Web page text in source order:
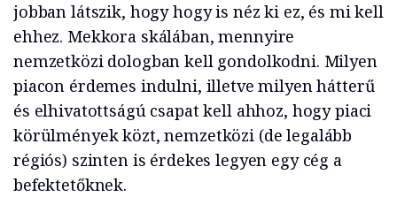
jobban látszik, hogy hogy is néz ki ez, és mi kell
ehhez. Mekkora skálában, mennyire
nemzetközi dologban kell gondolkodni. Milyen
piacon érdemes indulni, illetve milyen hátterű
és elhivatottságú csapat kell ahhoz, hogy piaci
körülmények közt, nemzetközi (de legalább
régiós) szinten is érdekes legyen egy cég a
befektetőknek.